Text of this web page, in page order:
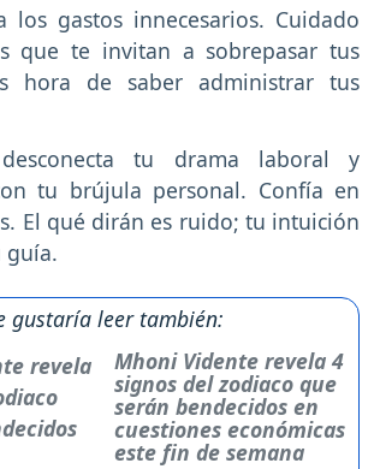
los gastos innecesarios. Cuidado
que te invitan a sobrepasar tus
hora de saber administrar tus
desconecta tu drama laboral y
tu brújula personal. Confía en
El qué dirán es ruido; tu intuición
guía.
gustaría leer también:
Mhoni Vidente revela 4
signos del zodiaco que
serán bendecidos en
cuestiones económicas
este fin de semana